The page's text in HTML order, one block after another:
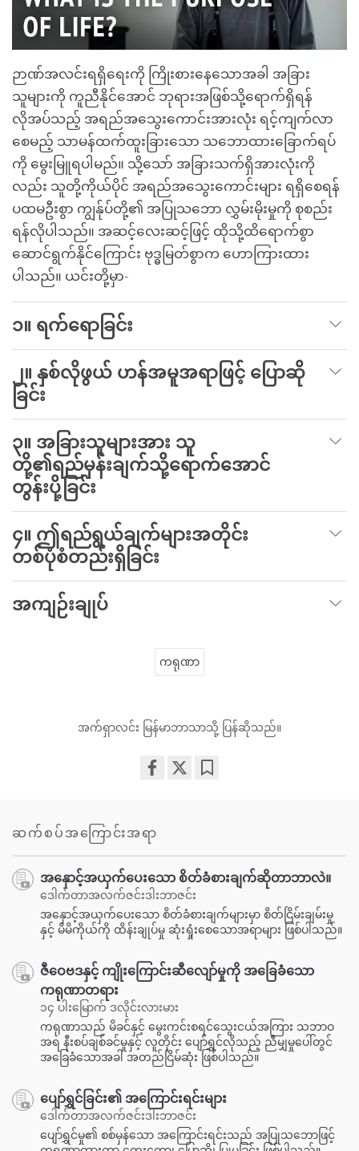
ဉာဏ်အလင်းရရှိရေးကို ကြိုးစားနေသောအခါ အခြား
သူများကို ကူညီနိုင်အောင် ဘုရားအဖြစ်သို့ရောက်ရှိရန်
လိုအပ်သည့် အရည်အသွေးကောင်းအားလုံး ရင့်ကျက်လာ
စေမည့် သာမန်ထက်ထူးခြားသော သဘောထားခြောက်ရပ်
ကို မွေးမြူရပါမည်။ သို့သော် အခြားသက်ရှိအားလုံးကို
လည်း သူတို့ကိုယ်ပိုင် အရည်အသွေးကောင်းများ ရရှိစေရန်
ပထမဦးစွာ ကျွန်ုပ်တို့၏ အပြုသဘော လွှမ်းမိုးမှုကို စုစည်း
ရန်လိုပါသည်။ အဆင့်လေးဆင့်ဖြင့် ထိုသို့ထိရောက်စွာ
ဆောင်ရွက်နိုင်ကြောင်း ဗုဒ္ဓမြတ်စွာက ဟောကြားထား
ပါသည်။ ယင်းတို့မှာ-
၁။ ရက်ရောခြင်း
၂။ နှစ်လိုဖွယ် ဟန်အမူအရာဖြင့် ပြောဆို
ခြင်း
၃။ အခြားသူများအား သူ
တို့၏ရည်မှန်းချက်သို့ရောက်အောင်
တွန်းပို့ခြင်း
၄။ ဤရည်ရွယ်ချက်များအတိုင်း
တစ်ပုံစံတည်းရှိခြင်း
အကျဉ်းချုပ်
ကရုဏာ
အက်ရှာလင်း မြန်မာဘာသာသို့ ပြန်ဆိုသည်။
ဆက်စပ်အကြောင်းအရာ
အနှောင့်အယှက်ပေးသော စိတ်ခံစားချက်ဆိုတာဘာလဲ။
ဒေါက်တာအလက်ဇင်းဒါးဘာဇင်း
အနှောင့်အယှက်ပေးသော စိတ်ခံစားချက်များမှာ စိတ်ငြိမ်းချမ်းမှု
နှင့် မိမိကိုယ်ကို ထိန်းချုပ်မှု ဆုံးရှုံးစေသောအရာများ ဖြစ်ပါသည်။
ဇီဝေဗဒနှင့် ကျိုးကြောင်းဆီလျော်မှုကို အခြေခံသော
ကရုဏာတရား
၁၄ ပါးမြောက် ဒလိုင်းလားမား
ကရုဏာသည် မိခင်နှင့် မွေးကင်းစရင်သွေးငယ်အကြား သဘာဝ
အရ နီးစပ်ချစ်ခင်မှုနှင့် လူတိုင်း ပျော်ရွှင်လိုသည့် ညီမျှမှုပေါ်တွင်
အခြေခံသောအခါ အတည်ငြိမ်ဆုံး ဖြစ်ပါသည်။
ပျော်ရွှင်ခြင်း၏ အကြောင်းရင်းများ
ဒေါက်တာအလက်ဇင်းဒါးဘာဇင်း
ပျော်ရွှင်မှု၏ စစ်မှန်သော အကြောင်းရင်းသည် အပြုသဘောဖြင့်